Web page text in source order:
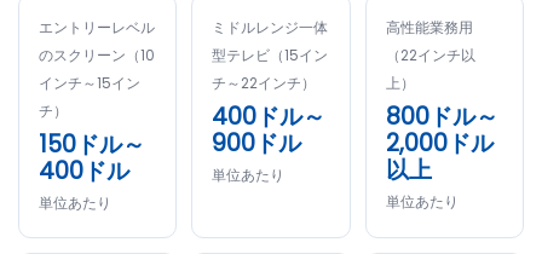
エントリーレベル
のスクリーン（10
インチ～15イン
チ）
150ドル～
400ドル
単位あたり
ミドルレンジ一体
型テレビ（15イン
チ～22インチ）
400ドル～
900ドル
単位あたり
高性能業務用
（22インチ以
上）
800ドル～
2,000ドル
以上
単位あたり